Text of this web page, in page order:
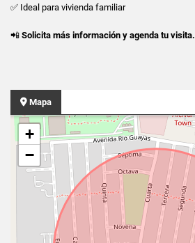
✅ Ideal para vivienda familiar
📲 Solicita más información y agenda tu visita.
Mapa
+
−